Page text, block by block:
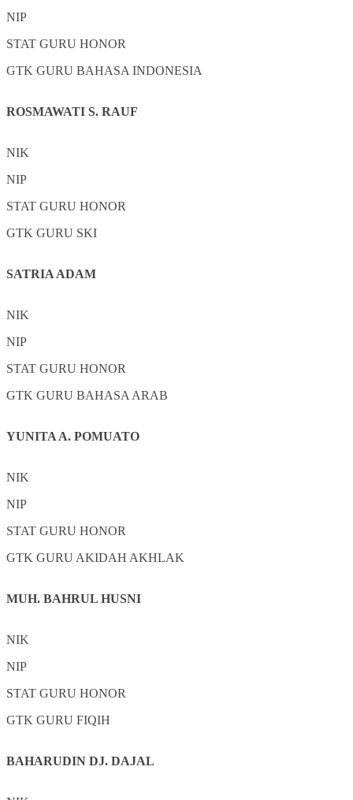
NIP
STAT GURU HONOR
GTK GURU BAHASA INDONESIA
ROSMAWATI S. RAUF
NIK
NIP
STAT GURU HONOR
GTK GURU SKI
SATRIA ADAM
NIK
NIP
STAT GURU HONOR
GTK GURU BAHASA ARAB
YUNITA A. POMUATO
NIK
NIP
STAT GURU HONOR
GTK GURU AKIDAH AKHLAK
MUH. BAHRUL HUSNI
NIK
NIP
STAT GURU HONOR
GTK GURU FIQIH
BAHARUDIN DJ. DAJAL